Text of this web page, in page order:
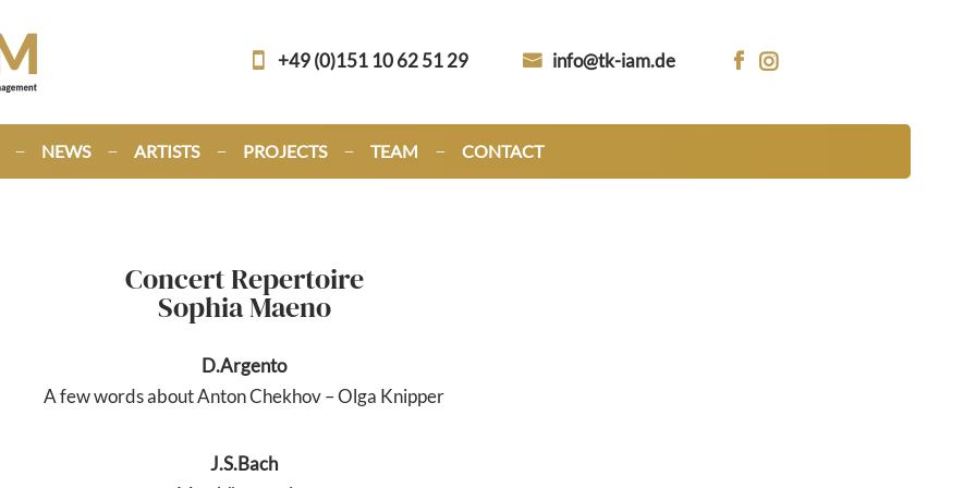
+49 (0)151 10 62 51 29 info@tk-iam.de  
NEWS ARTISTS PROJECTS TEAM CONTACT
Concert Repertoire
Sophia Maeno
D.Argento
A few words about Anton Chekhov – Olga Knipper
J.S.Bach